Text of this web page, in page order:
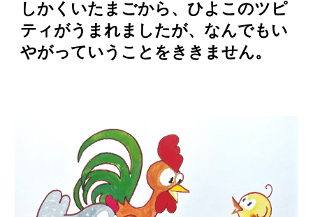
しかくいたまごから、ひよこのツピ
ティがうまれましたが、なんでもい
やがっていうことをききません。